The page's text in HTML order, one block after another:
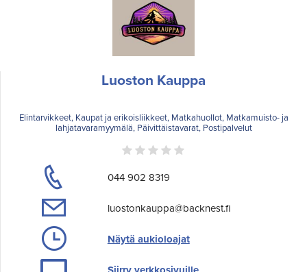
Luoston Kauppa
Elintarvikkeet, Kaupat ja erikoisliikkeet, Matkahuollot, Matkamuisto- ja
lahjatavaramyymälä, Päivittäistavarat, Postipalvelut
044 902 8319
luostonkauppa@backnest.fi
Näytä aukioloajat